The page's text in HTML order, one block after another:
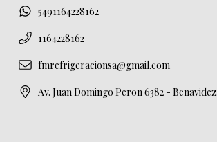
5491164228162
1164228162
fmrefrigeracionsa@gmail.com
Av. Juan Domingo Peron 6382 - Benavidez